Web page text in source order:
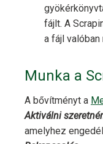
fájlt. A
a fájl
Munka a
A bővítményt a
Aktiválni
amelyhez